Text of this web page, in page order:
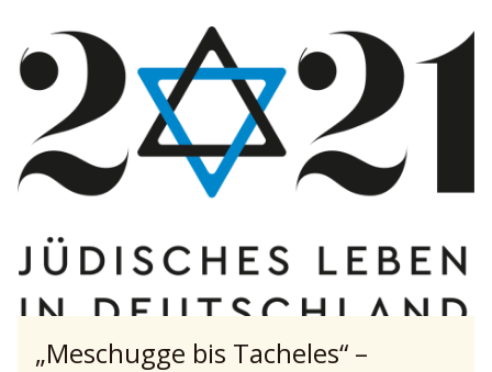
„Meschugge bis Tacheles“ –